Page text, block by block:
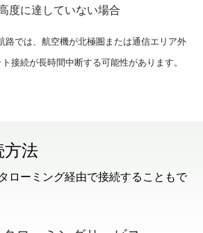
度に達していない場合
路では、航空機が北極圏または通信エリア外
接続が長時間中断する可能性があります。
方法
ローミング経由で接続することもで